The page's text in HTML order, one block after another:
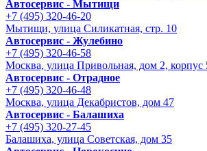
Автосервис - Мытищи
+7 (495) 320-46-20
Мытищи, улица Силикатная, стр. 10
Автосервис - Жулебино
+7 (495) 320-46-58
Москва, улица Привольная, дом 2, корпус
Автосервис - Отрадное
+7 (495) 320-46-48
Москва, улица Декабристов, дом 47
Автосервис - Балашиха
+7 (495) 320-27-45
Балашиха, улица Советская, дом 35